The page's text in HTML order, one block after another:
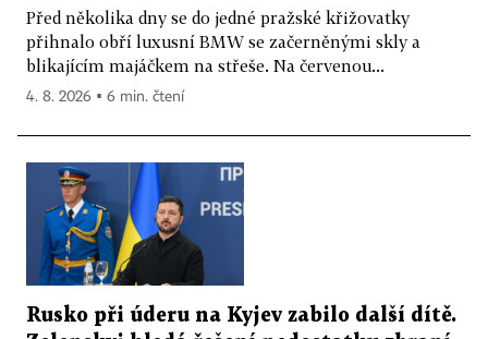
Před několika dny se do jedné pražské křižovatky
přihnalo obří luxusní BMW se začerněnými skly a
blikajícím majáčkem na střeše. Na červenou...
4. 8. 2026 ▪ 6 min. čtení
Rusko při úderu na Kyjev zabilo další dítě.